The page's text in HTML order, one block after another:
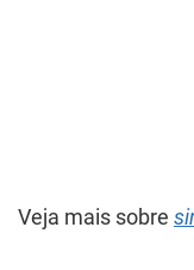
Veja mais sobre